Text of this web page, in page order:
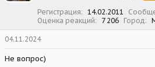
Регистрация 14.02.2011
Оценка реакций
7 206 Город
04.11.2024
Не вопрос)